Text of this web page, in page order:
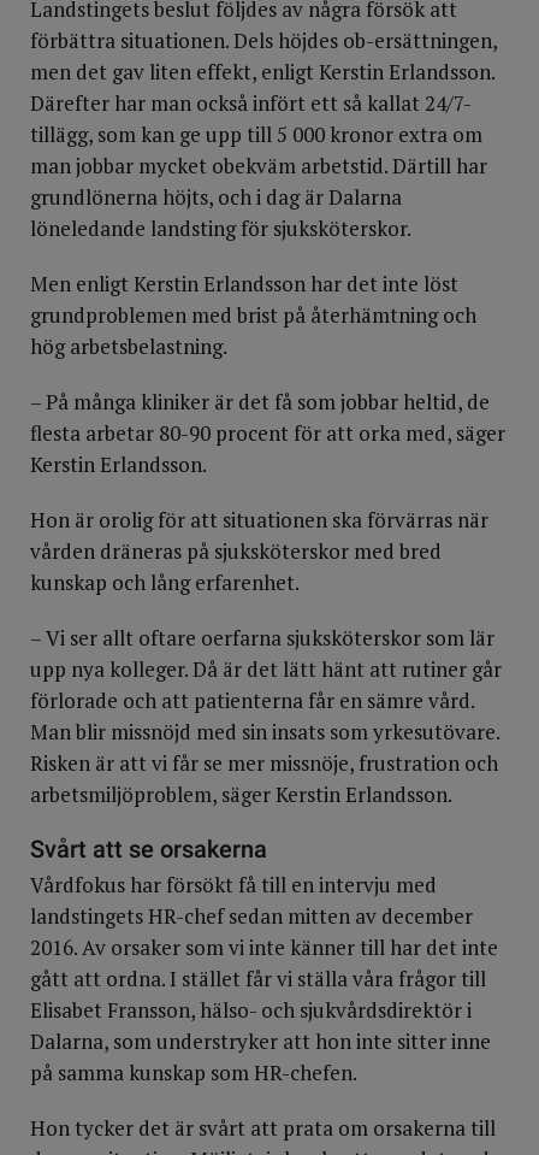
Landstingets beslut följdes av några försök att
förbättra situationen. Dels höjdes ob-ersättningen,
men det gav liten effekt, enligt Kerstin Erlandsson.
Därefter har man också infört ett så kallat 24/7-
tillägg, som kan ge upp till 5 000 kronor extra om
man jobbar mycket obekväm arbetstid. Därtill har
grundlönerna höjts, och i dag är Dalarna
löneledande landsting för sjuksköterskor.
Men enligt Kerstin Erlandsson har det inte löst
grundproblemen med brist på återhämtning och
hög arbetsbelastning.
– På många kliniker är det få som jobbar heltid, de
flesta arbetar 80-90 procent för att orka med, säger
Kerstin Erlandsson.
Hon är orolig för att situationen ska förvärras när
vården dräneras på sjuksköterskor med bred
kunskap och lång erfarenhet.
– Vi ser allt oftare oerfarna sjuksköterskor som lär
upp nya kolleger. Då är det lätt hänt att rutiner går
förlorade och att patienterna får en sämre vård.
Man blir missnöjd med sin insats som yrkesutövare.
Risken är att vi får se mer missnöje, frustration och
arbetsmiljöproblem, säger Kerstin Erlandsson.
Svårt att se orsakerna
Vårdfokus har försökt få till en intervju med
landstingets HR-chef sedan mitten av december
2016. Av orsaker som vi inte känner till har det inte
gått att ordna. I stället får vi ställa våra frågor till
Elisabet Fransson, hälso- och sjukvårdsdirektör i
Dalarna, som understryker att hon inte sitter inne
på samma kunskap som HR-chefen.
Hon tycker det är svårt att prata om orsakerna till